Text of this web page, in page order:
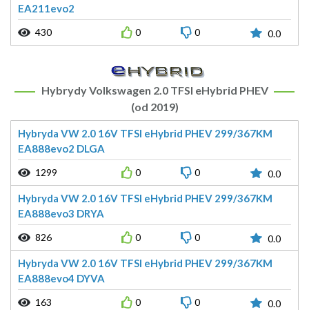
EA211evo2
430 0 0 0.0
Hybrydy Volkswagen 2.0 TFSI eHybrid PHEV
(od 2019)
Hybryda VW 2.0 16V TFSI eHybrid PHEV 299/367KM
EA888evo2 DLGA
1299 0 0 0.0
Hybryda VW 2.0 16V TFSI eHybrid PHEV 299/367KM
EA888evo3 DRYA
826 0 0 0.0
Hybryda VW 2.0 16V TFSI eHybrid PHEV 299/367KM
EA888evo4 DYVA
163 0 0 0.0